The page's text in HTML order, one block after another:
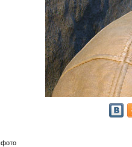
фото